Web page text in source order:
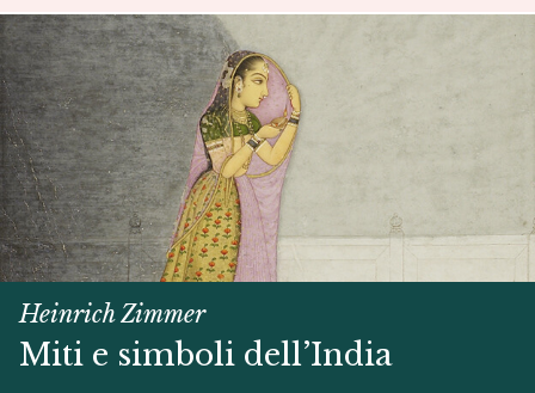
Heinrich Zimmer
Miti e simboli dell’India